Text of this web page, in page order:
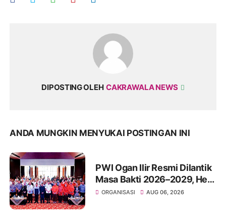
DIPOSTING OLEH CAKRAWALA NEWS
ANDA MUNGKIN MENYUKAI POSTINGAN INI
PWI Ogan Ilir Resmi Dilantik
Masa Bakti 2026–2029, Heri
Kusnadi Pimpin Organisasi
ORGANISASI AUG 06, 2026